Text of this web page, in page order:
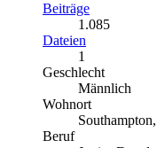
Beiträge
1.085
Dateien
1
Geschlecht
Männlich
Wohnort
Beruf